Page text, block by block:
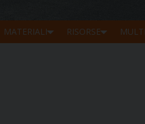
MATERIALI RISORSE